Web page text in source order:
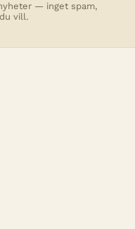
— inget spam,
vill.